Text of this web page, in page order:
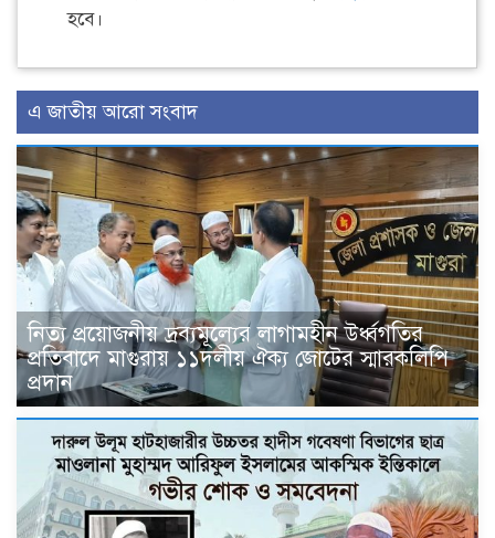
হবে।
এ জাতীয় আরো সংবাদ
নিত্য প্রয়োজনীয় দ্রব্যমূল্যের লাগামহীন উর্ধ্বগতির
প্রতিবাদে মাগুরায় ১১দলীয় ঐক্য জোটের স্মারকলিপি
প্রদান